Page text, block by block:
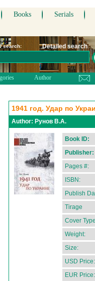
Books Serials
search: Detailed search
Author
1941 год. Удар по
Author: Рунов В.А.
Book ID:
Publisher:
Pages #:
ISBN:
Publish
Tirage
Cover
Weight:
Size:
USD Price:
EUR Price: